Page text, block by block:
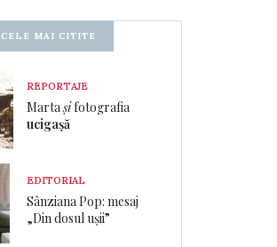
CELE MAI CITITE
REPORTAJE
Martașifotografia
ucigașă
EDITORIAL
Sânziana Pop: mesaj
„Din dosul ușii”